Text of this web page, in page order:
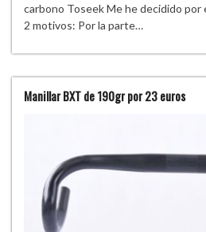
carbono Toseek Me he decidido
2 motivos: Por la parte…
Manillar BXT de 190gr por 23 euros